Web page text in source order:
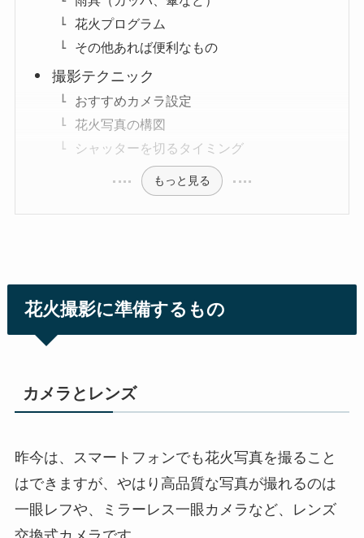
花火プログラム
その他あれば便利なもの
撮影テクニック
おすすめカメラ設定
花火写真の構図
シャッターを切るタイミング
もっと見る
花火撮影に準備するもの
カメラとレンズ
昨今は、スマートフォンでも花火写真を撮ること
はできますが、やはり高品質な写真が撮れるのは
一眼レフや、ミラーレス一眼カメラなど、レンズ